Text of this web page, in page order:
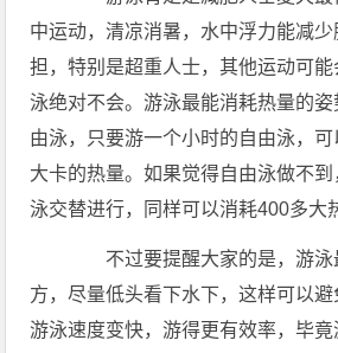
中运动，清凉消暑，水中浮力能减
担，特别是超重人士，其他运动可
泳绝对不会。游泳最能消耗热量的
由泳，只要游一个小时的自由泳，
大卡的热量。如果觉得自由泳做不
泳交替进行，同样可以消耗400多大
不过要提醒大家的是，游泳
方，尽量低头看下水下，这样可以
游泳速度变快，游得更有效率，毕